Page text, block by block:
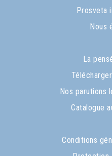
Prosveta
Nous
La
Nos parutions
Catalogue
Conditions